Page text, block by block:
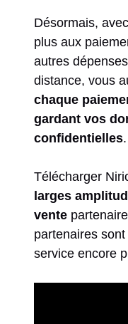
Désormais,
plus aux
autres
distance, vous
chaque
gardant vos
confidentielles.
Télécharger
larges
vente
partenaires
service encore